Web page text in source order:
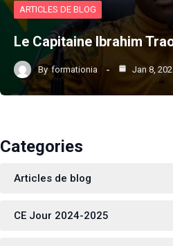
ARTICLES DE BLOG
Le Capitaine Ibrahim
By formationia Jan 8,
Categories
Articles de blog
CE Jour 2024-2025